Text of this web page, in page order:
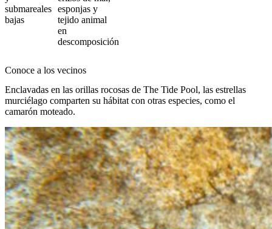
submareales
bajas
esponjas y
tejido animal
en
descomposición
Conoce a los vecinos
Enclavadas en las orillas rocosas de The Tide Pool, las estrellas
murciélago comparten su hábitat con otras especies, como el
camarón moteado.